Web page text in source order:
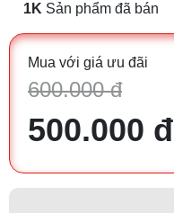
1K Sản phẩm đã bán
Mua với giá ưu đãi
600.000 đ
500.000 đ